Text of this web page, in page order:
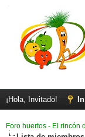
¡Hola, Invitado!
Foro huertos - El rincón